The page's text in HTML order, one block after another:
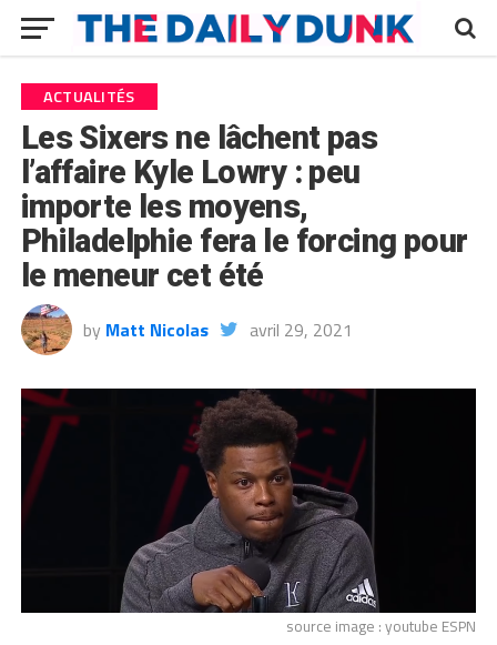
ACTUALITÉS
Les Sixers ne lâchent pas
l’affaire Kyle Lowry : peu
importe les moyens,
Philadelphie fera le forcing pour
le meneur cet été
by Matt Nicolas avril 29, 2021
source image : youtube ESPN